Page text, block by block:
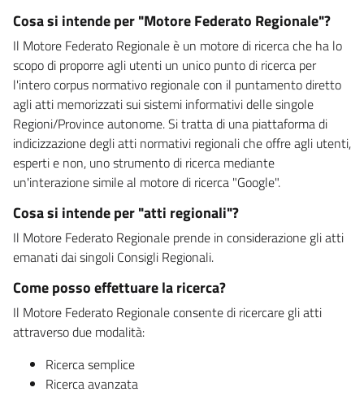
Cosa si intende per "Motore Federato Regionale"?
Il Motore Federato Regionale è un motore di ricerca che ha lo
scopo di proporre agli utenti un unico punto di ricerca per
l'intero corpus normativo regionale con il puntamento diretto
agli atti memorizzati sui sistemi informativi delle singole
Regioni/Province autonome. Si tratta di una piattaforma di
indicizzazione degli atti normativi regionali che offre agli utenti,
esperti e non, uno strumento di ricerca mediante
un'interazione simile al motore di ricerca "Google".
Cosa si intende per "atti regionali"?
Il Motore Federato Regionale prende in considerazione gli atti
emanati dai singoli Consigli Regionali.
Come posso effettuare la ricerca?
Il Motore Federato Regionale consente di ricercare gli atti
attraverso due modalità:
Ricerca semplice
Ricerca avanzata